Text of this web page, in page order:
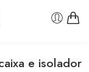
e isolador